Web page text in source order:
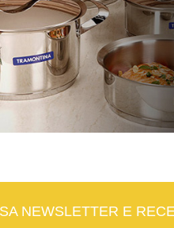
NEWSLETTER E